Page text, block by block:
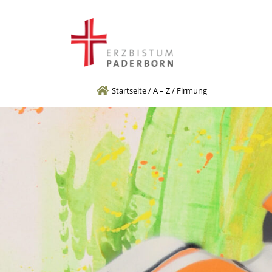
Startseite/A – Z/ Firmung